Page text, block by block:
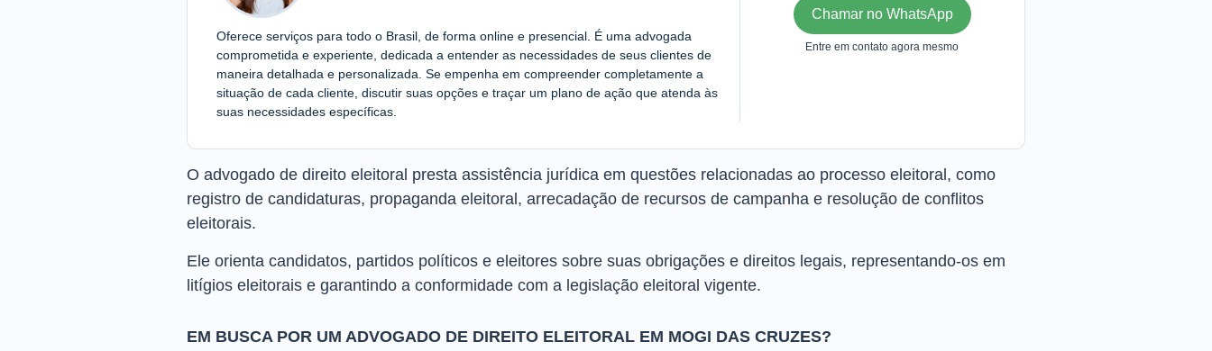
Oferece serviços para todo o Brasil, de forma online e presencial. É uma advogada
comprometida e experiente, dedicada a entender as necessidades de seus clientes de
maneira detalhada e personalizada. Se empenha em compreender completamente a
situação de cada cliente, discutir suas opções e traçar um plano de ação que atenda às
suas necessidades específicas.
Chamar no WhatsApp
Entre em contato agora mesmo
O advogado de direito eleitoral presta assistência jurídica em questões relacionadas ao processo eleitoral, como
registro de candidaturas, propaganda eleitoral, arrecadação de recursos de campanha e resolução de conflitos
eleitorais.
Ele orienta candidatos, partidos políticos e eleitores sobre suas obrigações e direitos legais, representando-os em
litígios eleitorais e garantindo a conformidade com a legislação eleitoral vigente.
EM BUSCA POR UM ADVOGADO DE DIREITO ELEITORAL EM MOGI DAS CRUZES?